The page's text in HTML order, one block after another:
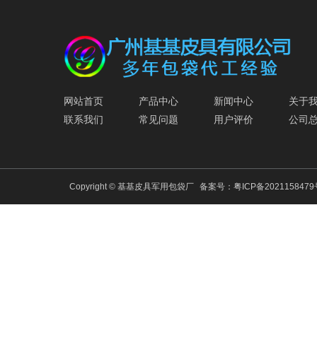
网站首页 产品中心 新闻中心
关于
联系我们
常见问题 用户评价 公司
Copyright © 基基皮具军用包袋厂 备案号： 粤ICP备2021158479